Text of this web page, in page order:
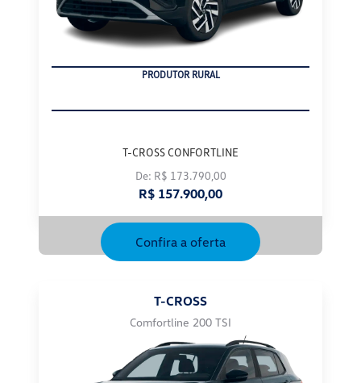
CNPJ
T-CROSS CONFORTLINE
De: R$ 173.790,00
R$ 157.900,00
Confira a oferta
T-CROSS
Comfortline 200 TSI